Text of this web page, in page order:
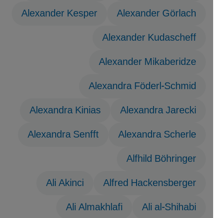
Alexander Görlach
Alexander Kesper
Alexander Kudascheff
Alexander Mikaberidze
Alexandra Föderl-Schmid
Alexandra Jarecki
Alexandra Kinias
Alexandra Scherle
Alexandra Senfft
Alfhild Böhringer
Alfred Hackensberger
Ali Akinci
Ali al-Shihabi
Ali Almakhlafi